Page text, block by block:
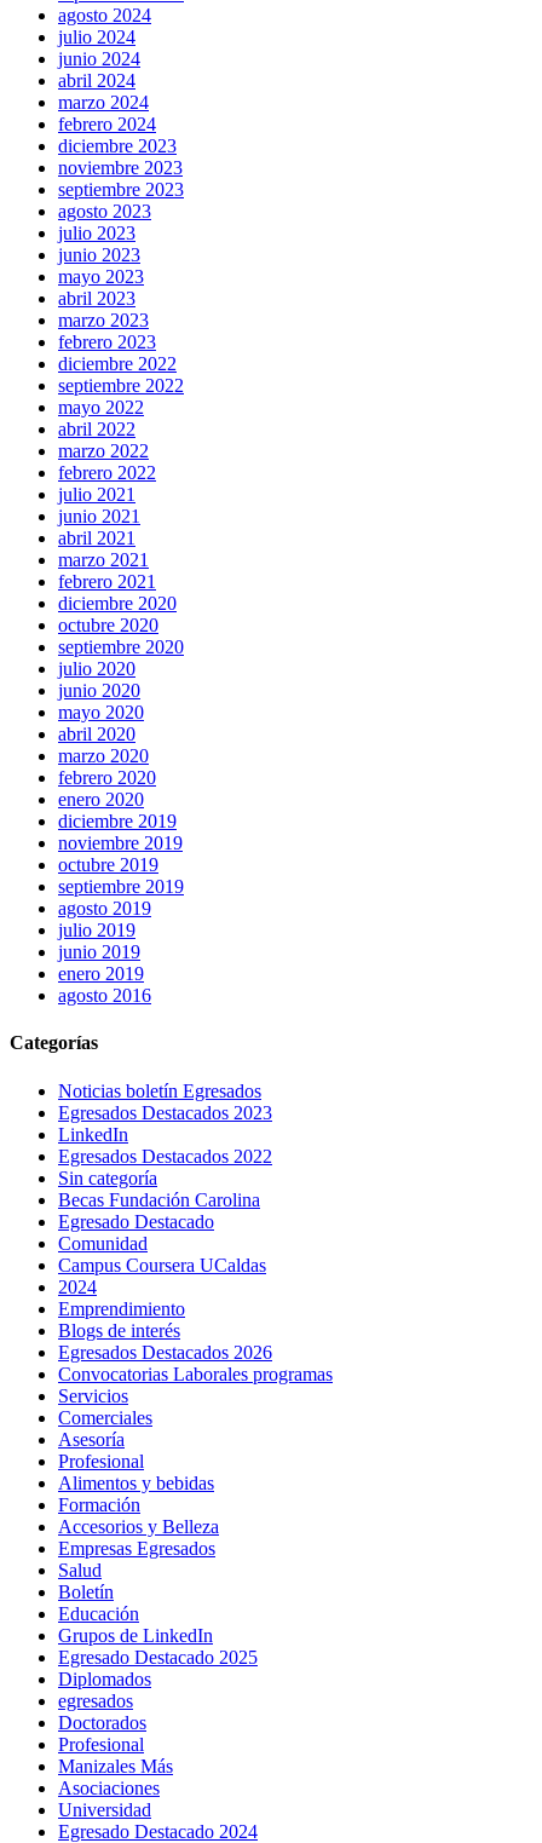
agosto 2024
julio 2024
junio 2024
abril 2024
marzo 2024
febrero 2024
diciembre 2023
noviembre 2023
septiembre 2023
agosto 2023
julio 2023
junio 2023
mayo 2023
abril 2023
marzo 2023
febrero 2023
diciembre 2022
septiembre 2022
mayo 2022
abril 2022
marzo 2022
febrero 2022
julio 2021
junio 2021
abril 2021
marzo 2021
febrero 2021
diciembre 2020
octubre 2020
septiembre 2020
julio 2020
junio 2020
mayo 2020
abril 2020
marzo 2020
febrero 2020
enero 2020
diciembre 2019
noviembre 2019
octubre 2019
septiembre 2019
agosto 2019
julio 2019
junio 2019
enero 2019
agosto 2016
Categorías
Noticias boletín Egresados
Egresados Destacados 2023
LinkedIn
Egresados Destacados 2022
Sin categoría
Becas Fundación Carolina
Egresado Destacado
Comunidad
Campus Coursera UCaldas
2024
Emprendimiento
Blogs de interés
Egresados Destacados 2026
Convocatorias Laborales programas
Servicios
Comerciales
Asesoría
Profesional
Alimentos y bebidas
Formación
Accesorios y Belleza
Empresas Egresados
Salud
Boletín
Educación
Grupos de LinkedIn
Egresado Destacado 2025
Diplomados
egresados
Doctorados
Profesional
Manizales Más
Asociaciones
Universidad
Egresado Destacado 2024